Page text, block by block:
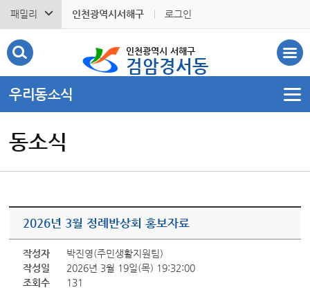
패밀리 인천광역시서해구 로그인
인천광역시 서해구
검암경서동
우리동소식
동소식
2026년 3월 정례반상회 홍보자료
작성자
박진영(주민생활지원팀)
작성일
2026년 3월 19일(목) 19:32:00
조회수
131